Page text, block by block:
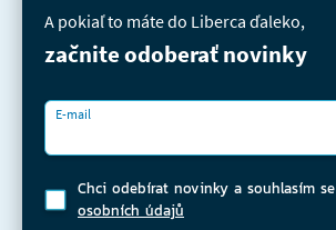
A pokiaľ to máte do Liberca ďaleko,
začnite odoberať novinky
E-mail
Chci odebírat novinky a souhlasím se
osobních údajů